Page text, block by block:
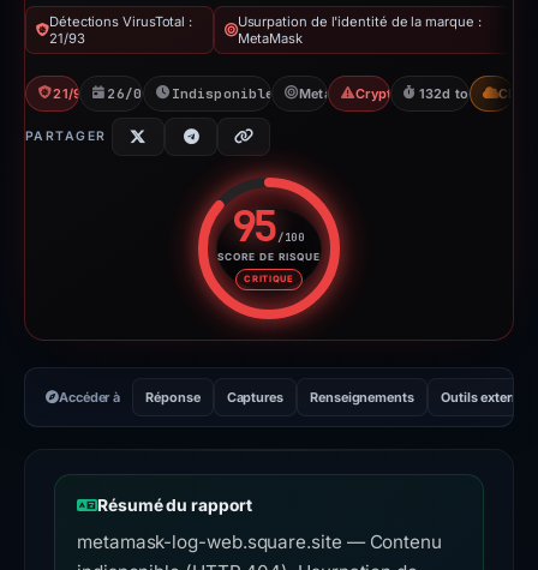
Détections VirusTotal :
21/93
Usurpation de l'identité de la marque :
MetaMask
21/93 VT26/02/2026Indisponible depuis 03/03/2026
MetaMaskCrypto Scam132d to CDN
PARTAGER
95/100
SCORE DE RISQUE
CRITIQUE
Score de risque : 95 sur
Accéder à Réponse Captures Renseignements Outils externes
Résumé du rapport
metamask-log-web.square.site — Contenu